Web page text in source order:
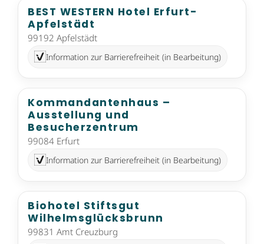
BEST WESTERN Hotel Erfurt-
Apfelstädt
99192 Apfelstädt
Information zur Barrierefreiheit (in Bearbeitung)
Kommandantenhaus –
Ausstellung und
Besucherzentrum
99084 Erfurt
Information zur Barrierefreiheit (in Bearbeitung)
Biohotel Stiftsgut
Wilhelmsglücksbrunn
99831 Amt Creuzburg